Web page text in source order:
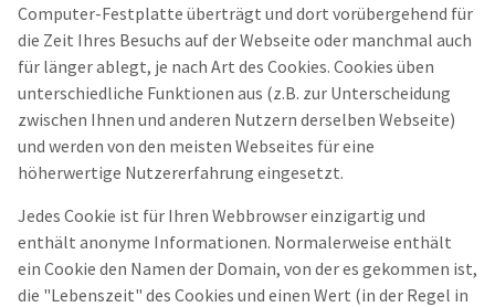
Computer-Festplatte überträgt und dort vorübergehend für
die Zeit Ihres Besuchs auf der Webseite oder manchmal auch
für länger ablegt, je nach Art des Cookies. Cookies üben
unterschiedliche Funktionen aus (z.B. zur Unterscheidung
zwischen Ihnen und anderen Nutzern derselben Webseite)
und werden von den meisten Webseites für eine
höherwertige Nutzererfahrung eingesetzt.
Jedes Cookie ist für Ihren Webbrowser einzigartig und
enthält anonyme Informationen. Normalerweise enthält
ein Cookie den Namen der Domain, von der es gekommen ist,
die "Lebenszeit" des Cookies und einen Wert (in der Regel in